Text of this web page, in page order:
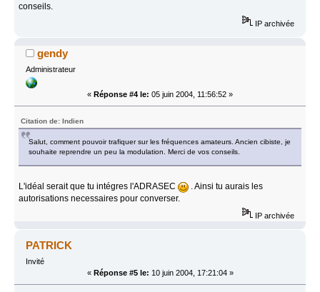
conseils.
IP archivée
gendy
Administrateur
« Réponse #4 le: 05 juin 2004, 11:56:52 »
Citation de: Indien
Salut, comment pouvoir trafiquer sur les fréquences amateurs. Ancien cibiste, je
souhaite reprendre un peu la modulation. Merci de vos conseils.
L'idéal serait que tu intégres l'ADRASEC
. Ainsi tu aurais les
autorisations necessaires pour converser.
IP archivée
PATRICK
Invité
« Réponse #5 le: 10 juin 2004, 17:21:04 »